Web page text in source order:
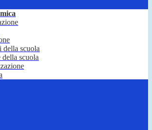
della scuola
della scuola